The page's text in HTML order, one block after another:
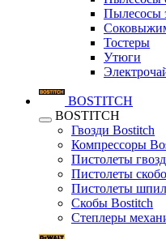
Пылесосы
Тостеры
Утюги
BOSTITCH
BOSTITCH
Гвозди Bostitch
Компрессоры
Пистолеты
Пистолеты
Пистолеты
Скобы Bostitch
Степлеры